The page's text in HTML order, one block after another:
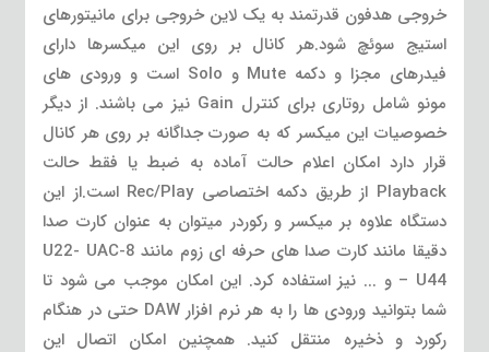
خروجی هدفون قدرتمند به یک لاین خروجی برای مانیتورهای
استیج سوئچ شود.هر کانال بر روی این میکسرها دارای
فیدرهای مجزا و دکمه Mute و Solo است و ورودی های
مونو شامل روتاری برای کنترل Gain نیز می باشند. از دیگر
خصوصیات این میکسر که به صورت جداگانه بر روی هر کانال
قرار دارد امکان اعلام حالت آماده به ضبط یا فقط حالت
Playback از طریق دکمه اختصاصی Rec/Play است.از این
دستگاه علاوه بر میکسر و رکوردر میتوان به عنوان کارت صدا
دقیقا مانند کارت صدا های حرفه ای زوم مانند U22- UAC-8
– U44 و ... نیز استفاده کرد. این امکان موجب می شود تا
شما بتوانید ورودی ها را به هر نرم افزار DAW حتی در هنگام
رکورد و ذخیره منتقل کنید. همچنین امکان اتصال این